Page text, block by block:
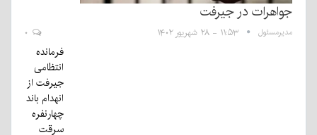
جواهرات در جیرفت
مدیرمسئول ۱۱:۵۳ - ۲۸ شهریور ۱۴۰۲
فرمانده
انتظامی
جیرفت از
انهدام باند
چهارنفره
سرقت